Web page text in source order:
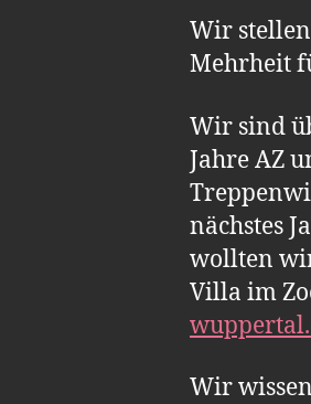
Wir
Mehrheit
Wir sind
Jahre AZ
nächstes
wollten
Villa im
Wir